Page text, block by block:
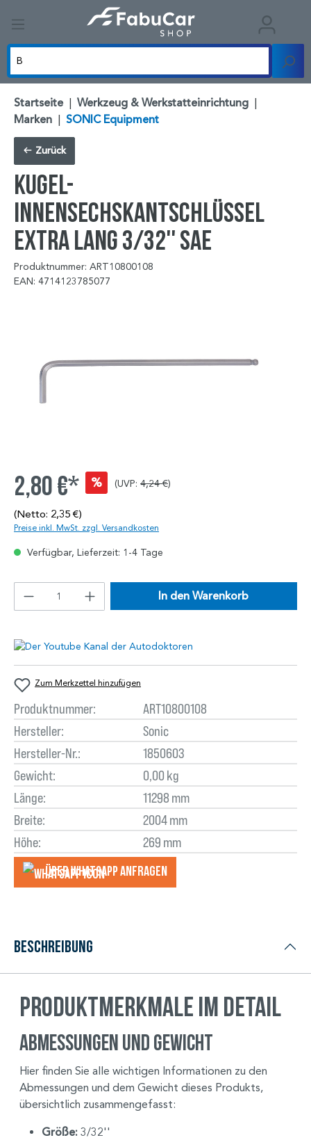
Startseite | Werkzeug & Werkstatteinrichtung |
Marken | SONIC Equipment
Zurück
Kugel-
Innensechskantschlüssel
extra lang 3/32'' SAE
Produktnummer: ART10800108
EAN: 4714123785077
2,80 €* % (UVP: 4,24 €)
(Netto: 2,35 €)
Preise inkl. MwSt. zzgl. Versandkosten
Verfügbar, Lieferzeit: 1-4 Tage
In den Warenkorb
Zum Merkzettel hinzufügen
Produktnummer:
ART10800108
Hersteller:
Sonic
Hersteller-Nr.:
1850603
Gewicht:
0,00 kg
Länge:
11298 mm
Breite:
2004 mm
Höhe:
269 mm
Über WhatsApp anfragеn
Beschreibung
Produktmerkmale im Detail
Abmessungen und Gewicht
Hier finden Sie alle wichtigen Informationen zu den
Abmessungen und dem Gewicht dieses Produkts,
übersichtlich zusammengefasst:
Größe: 3/32''